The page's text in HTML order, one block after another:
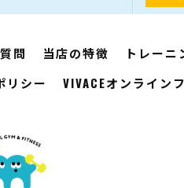
問 当店の特徴 トレーニ
リシー VIVACEオンライン